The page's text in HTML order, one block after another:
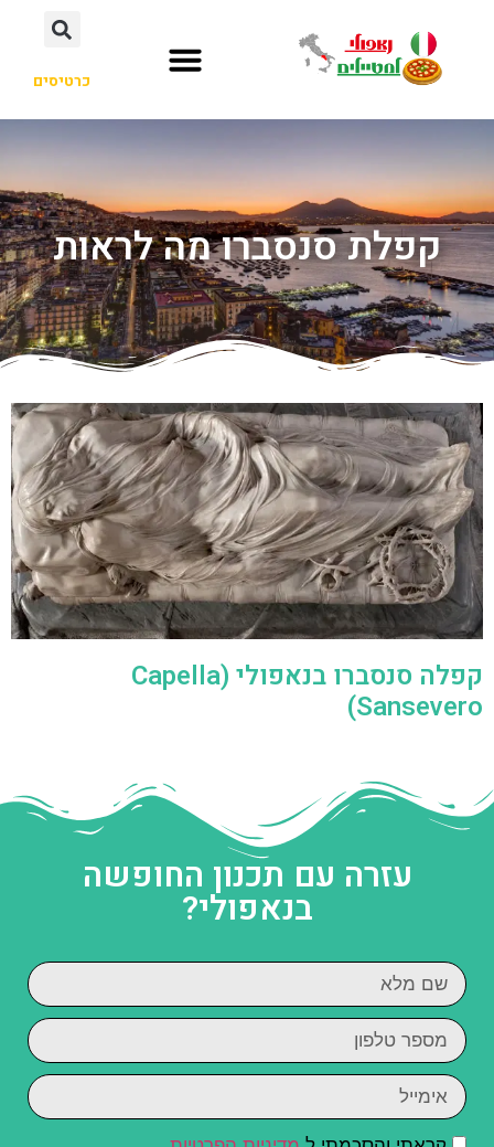
כרטיסים
קפלת סנסברו מה לראות
קפלה סנסברו בנאפולי (Capella
Sansevero)
עזרה עם תכנון החופשה
בנאפולי?